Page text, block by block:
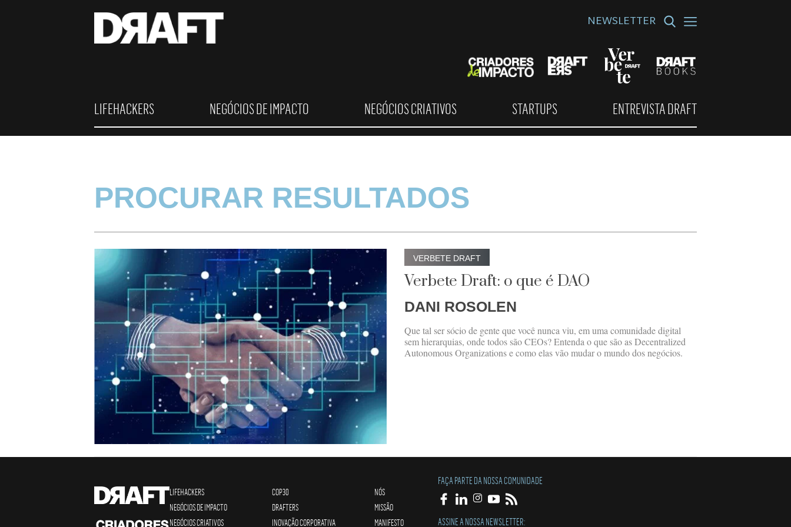
NEWSLETTER
LIFEHACKERS NEGÓCIOS DE IMPACTO NEGÓCIOS CRIATIVOS STARTUPS ENTREVISTA DRAFT
PROCURAR RESULTADOS
VERBETE DRAFT
Verbete Draft: o que é DAO
DANI ROSOLEN
Que tal ser sócio de gente que você nunca viu, em uma comunidade digital
sem hierarquias, onde todos são CEOs? Entenda o que são as Decentralized
Autonomous Organizations e como elas vão mudar o mundo dos negócios.
LIFEHACKERS
NEGÓCIOS DE IMPACTO
NEGÓCIOS CRIATIVOS
COP30
DRAFTERS
INOVAÇÃO CORPORATIVA
NÓS
MISSÃO
MANIFESTO
FAÇA PARTE DA NOSSA COMUNIDADE
ASSINE A NOSSA NEWSLETTER: